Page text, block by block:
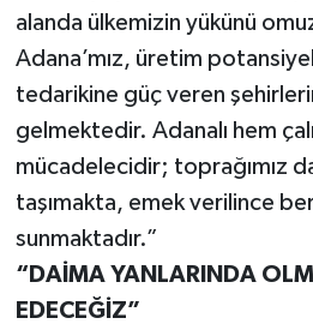
alanda ülkemizin yükünü
Adana’mız, üretim
tedarikine güç veren
gelmektedir. Adanalı hem
mücadelecidir; toprağımız
taşımakta, emek verilince
sunmaktadır.”
“DAİMA YANLARINDA
EDECEĞİZ”